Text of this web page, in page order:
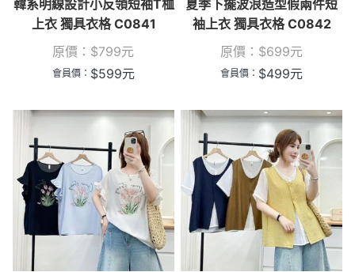
韓系明線設計小反領短袖T桖
上衣 獨具衣格 C0841
原價： $799元
會員價： $599元
夏季下擺波浪造型假兩件短
袖上衣 獨具衣格 C0842
原價： $699元
會員價： $499元